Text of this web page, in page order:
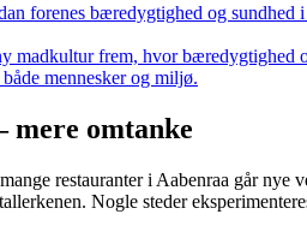
forenes bæredygtighed og sundhed
madkultur frem, hvor bæredygtighed
mennesker og miljø.
mere omtanke
restauranter i Aabenraa går
Nogle steder